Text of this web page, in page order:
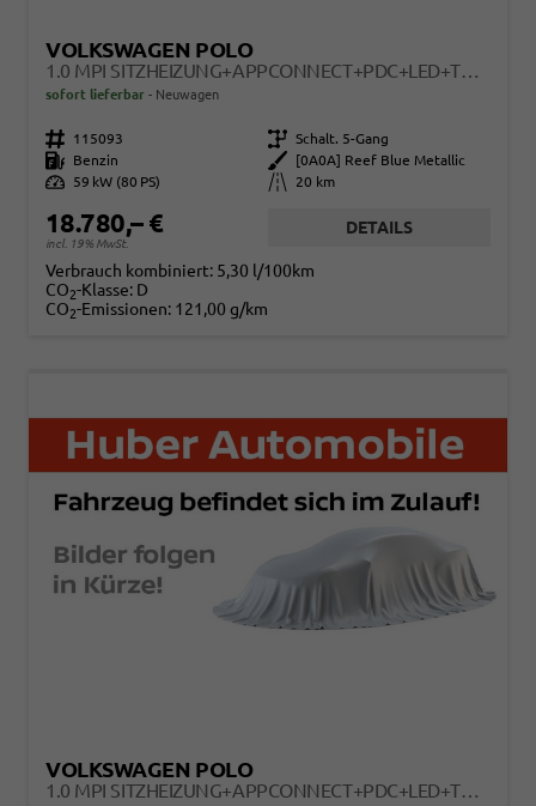
VOLKSWAGEN POLO
1.0 MPI SITZHEIZUNG+APPCONNECT+PDC+LED+TOUCH+LICHTSENSOR+MULTILENKRAD
sofort lieferbar Neuwagen
Fahrzeugnr. 115093 Getriebe Schalt. 5-Gang
Kraftstoff
Benzin Außenfarbe
[0A0A] Reef Blue Metallic
Leistung
59 kW (80 PS) Kilometerstand 20 km
18.780,– €
incl. 19% MwSt.
DETAILS
Verbrauch kombiniert: 5,30 l/100km
CO2-Klasse: D
CO2-Emissionen: 121,00 g/km
VOLKSWAGEN POLO
1.0 MPI SITZHEIZUNG+APPCONNECT+PDC+LED+TOUCH+LICHTSENSOR+MULTILENKRAD